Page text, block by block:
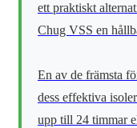
ett praktiskt
Chug VSS en
En av de främsta
dess effektiva
upp till 24 timmar